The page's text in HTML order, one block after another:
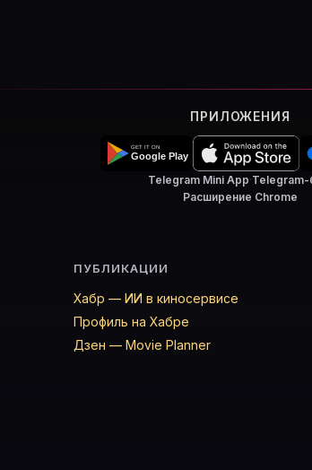
ПРИЛОЖЕНИЯ
Telegram Mini App·Telegram-
Расширение Chrome
ПУБЛИКАЦИИ
Хабр — ИИ в киносервисе
Профиль на Хабре
Дзен — Movie Planner